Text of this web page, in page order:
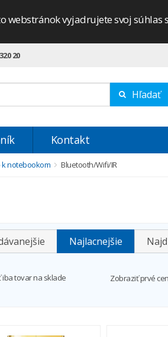
vyjadrujete svoj súhlas
20
Hľadať
Kontakt
k notebookom Bluetooth/Wifi/IR
Najlacnejšie
iba tovar na sklade Zobraziť prvé